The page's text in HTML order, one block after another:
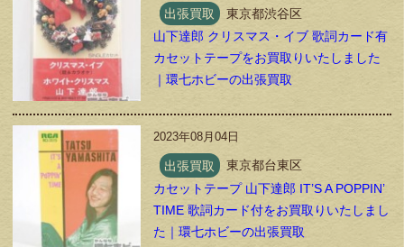
出張買取
東京都渋谷区
山下達郎 クリスマス・イブ 歌詞カード有
カセットテープをお買取りいたしました
｜環七ホビーの出張買取
2023年08月04日
出張買取
東京都台東区
カセットテープ 山下達郎 IT’S A POPPIN’
TIME 歌詞カード付をお買取りいたしまし
た｜環七ホビーの出張買取